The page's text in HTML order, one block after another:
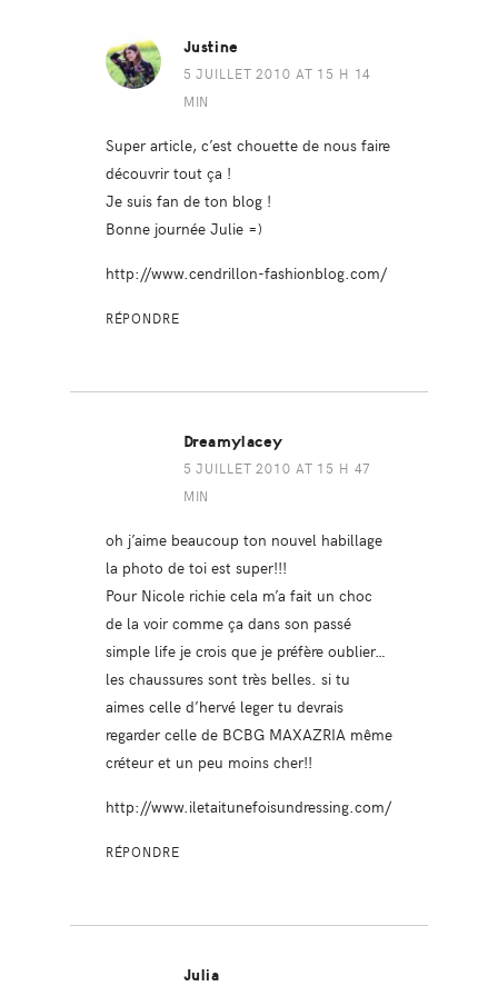
Justine
5 JUILLET 2010 AT 15 H 14
MIN
Super article, c’est chouette de nous faire
découvrir tout ça !
Je suis fan de ton blog !
Bonne journée Julie =)
http://www.cendrillon-fashionblog.com/
RÉPONDRE
Dreamylacey
5 JUILLET 2010 AT 15 H 47
MIN
oh j’aime beaucoup ton nouvel habillage
la photo de toi est super!!!
Pour Nicole richie cela m’a fait un choc
de la voir comme ça dans son passé
simple life je crois que je préfère oublier…
les chaussures sont très belles. si tu
aimes celle d’hervé leger tu devrais
regarder celle de BCBG MAXAZRIA même
créteur et un peu moins cher!!
http://www.iletaitunefoisundressing.com/
RÉPONDRE
Julia